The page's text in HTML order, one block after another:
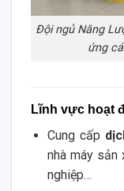
Đội ngủ Năng
ứng
Lĩnh vực hoạt
Cung cấp
nhà máy sản
nghiệp…